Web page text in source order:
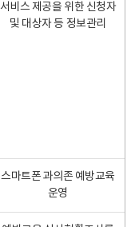
서비스 제공을 위한 신청자
및 대상자 등 정보관리
스마트폰 과의존 예방교육
운영